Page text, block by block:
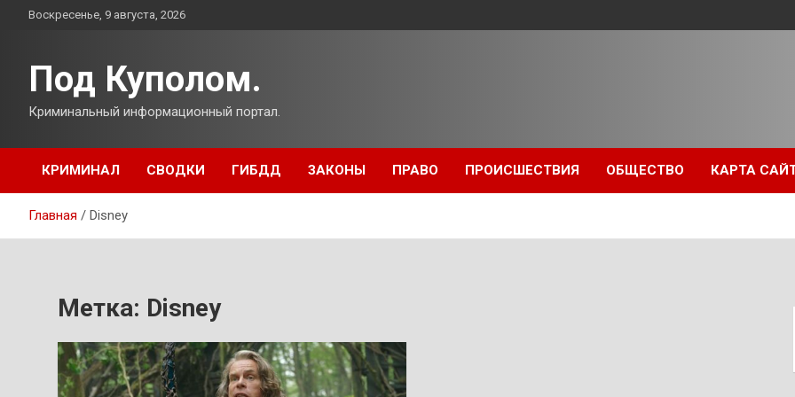
ПерейтиВоскресенье, 9 августа, 2026
Под Куполом.
Криминальный информационный портал.
КРИМИНАЛ СВОДКИ ГИБДД ЗАКОНЫ ПРАВО ПРОИСШЕСТВИЯ ОБЩЕСТВО КАРТА
Главная Disney
Метка: Disney